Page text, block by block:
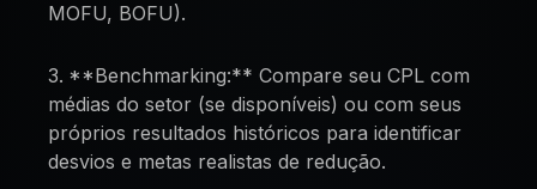
MOFU, BOFU).
**Benchmarking:** Compare seu CPL com
médias do setor (se disponíveis) ou com seus
próprios resultados históricos para identificar
desvios e metas realistas de redução.